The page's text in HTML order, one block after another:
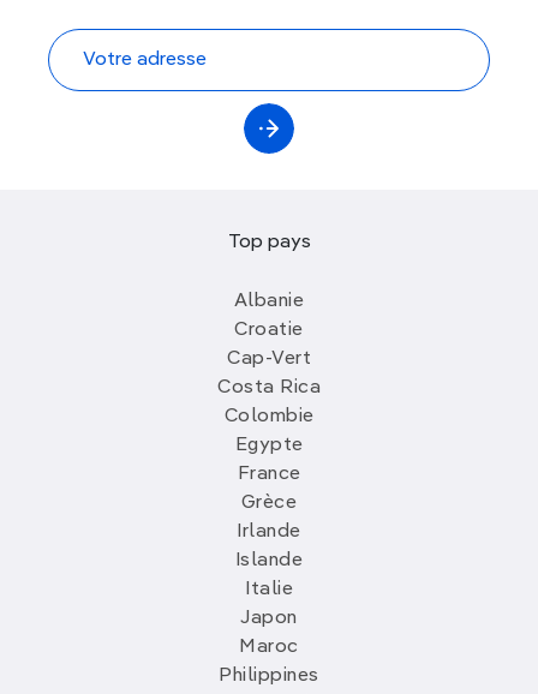
Top pays
Albanie
Croatie
Cap-Vert
Costa Rica
Colombie
Egypte
France
Grèce
Irlande
Islande
Italie
Japon
Maroc
Philippines